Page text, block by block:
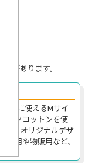
があります。
途に使えるMサイ
ックコットンを使
す。オリジナルデザ
ィ用や物販用など、